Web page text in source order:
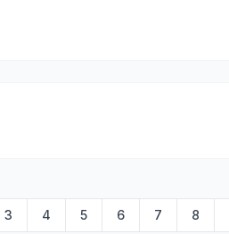
3 4 5 6 7 8